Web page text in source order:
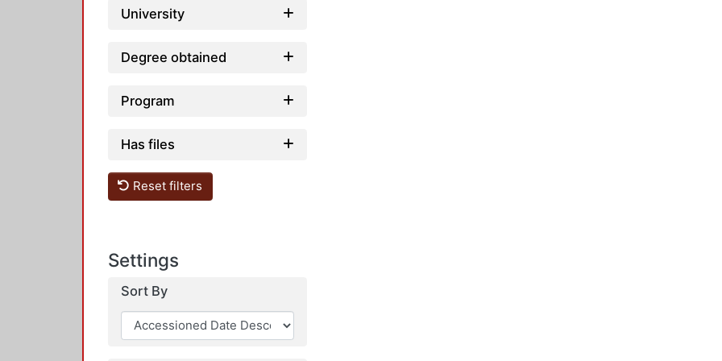
University
Degree obtained
Program
Has files
Reset filters
Settings
Sort By